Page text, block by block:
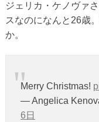
ジェリカ・ケノヴァ
スなのになんと26歳
か。
Merry Christmas!
— Angelica
6日